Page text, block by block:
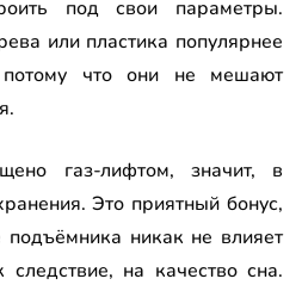
под свои параметры.
или пластика популярнее
что они не мешают
газ-лифтом, значит, в
Это приятный бонус,
никак не влияет
на качество сна.